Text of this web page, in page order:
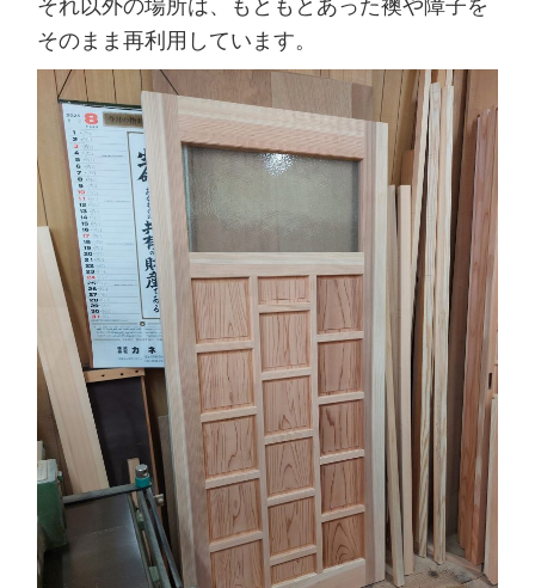
それ以外の場所は、もともとあった襖や障子を
そのまま再利用しています。